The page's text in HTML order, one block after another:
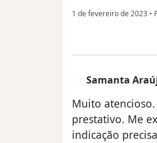
1 de fevereiro de 2023 •
Samanta
Muito
prestativo. Me
indicação